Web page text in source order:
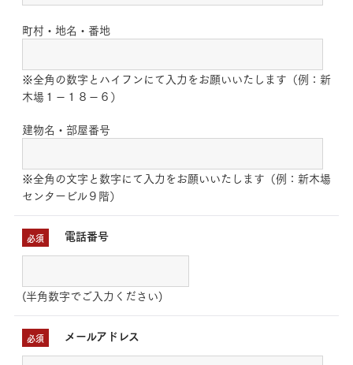
町村・地名・番地
※全角の数字とハイフンにて入力をお願いいたします（例：新
木場１－１８－６）
建物名・部屋番号
※全角の文字と数字にて入力をお願いいたします（例：新木場
センタービル９階）
必須 電話番号
(半角数字でご入力ください)
必須 メールアドレス